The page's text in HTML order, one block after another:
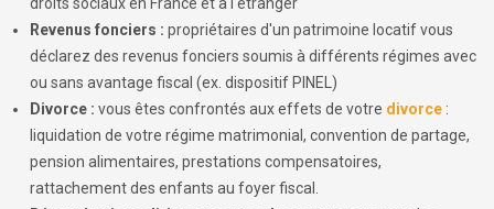
Revenus fonciers : propriétaires d'un patrimoine locatif vous
déclarez des revenus fonciers soumis à différents régimes avec
ou sans avantage fiscal (ex. dispositif PINEL)
Divorce : vous êtes confrontés aux effets de votre divorce :
liquidation de votre régime matrimonial, convention de partage,
pension alimentaires, prestations compensatoires,
rattachement des enfants au foyer fiscal.